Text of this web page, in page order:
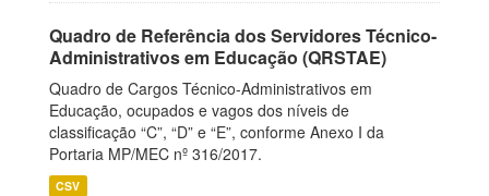
Quadro de Referência dos Servidores Técnico-
Administrativos em Educação (QRSTAE)
Quadro de Cargos Técnico-Administrativos em
Educação, ocupados e vagos dos níveis de
classificação “C”, “D” e “E”, conforme Anexo I da
Portaria MP/MEC nº 316/2017.
CSV